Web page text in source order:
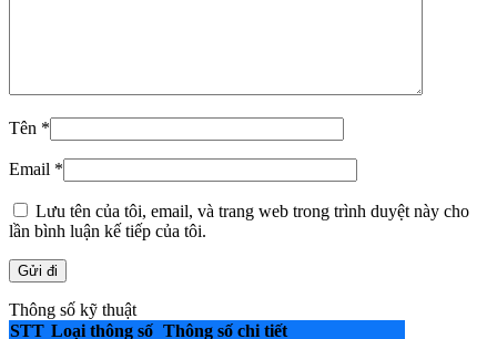
Tên *
Email *
Lưu tên của tôi, email, và trang web trong trình duyệt này cho
lần bình luận kế tiếp của tôi.
Thông số kỹ thuật
STT Loại thông số Thông số chi tiết